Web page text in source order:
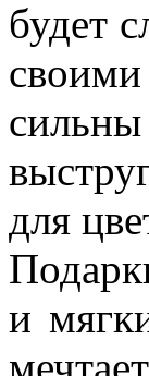
будет
для
и